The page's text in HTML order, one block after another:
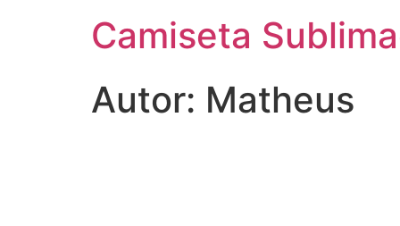
Camiseta
Autor: Matheus